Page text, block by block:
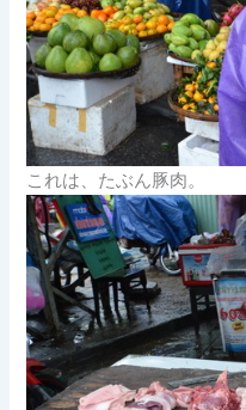
これは、たぶん豚肉。